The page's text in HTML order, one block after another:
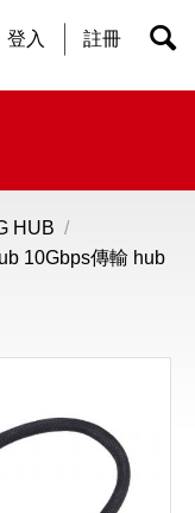
登入 註冊
HUB /
10Gbps傳輸 hub